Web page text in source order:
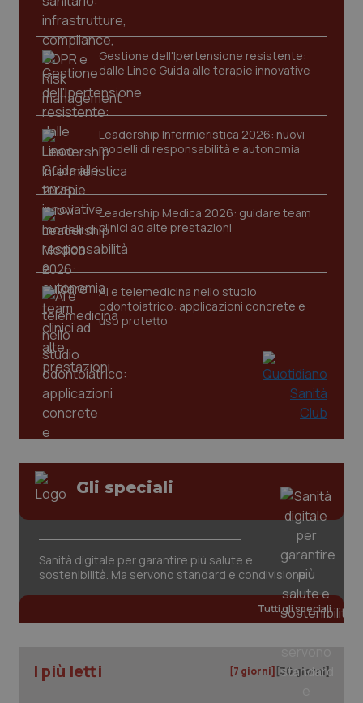
Gestione dell'Ipertensione resistente:
dalle Linee Guida alle terapie innovative
Leadership Infermieristica 2026: nuovi
modelli di responsabilità e autonomia
Leadership Medica 2026: guidare team
clinici ad alte prestazioni
AI e telemedicina nello studio
odontoiatrico: applicazioni concrete e
uso protetto
Gli speciali
Sanità digitale per garantire più salute e
sostenibilità. Ma servono standard e condivisione
Tutti gli speciali
I più letti [7 giorni] [30 giorni]
tracking-sites-ironfish-
tracking-enable
tracking-sites-ironfish-
session-id
_ga
Google LLC
.quotidianosanita.it